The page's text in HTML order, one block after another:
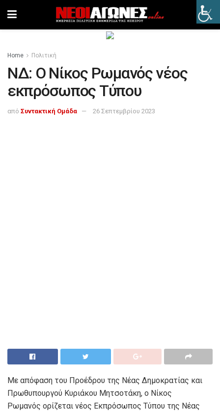
Home Πολιτική
ΝΔ: Ο Νίκος Ρωμανός νέος
εκπρόσωπος Τύπου
από Συντακτική Ομάδα 26 Σεπτεμβρίου 2023
Με απόφαση του Προέδρου της Νέας Δημοκρατίας και
Πρωθυπουργού Κυριάκου Μητσοτάκη, ο Νίκος
Ρωμανός ορίζεται νέος Εκπρόσωπος Τύπου της Νέας